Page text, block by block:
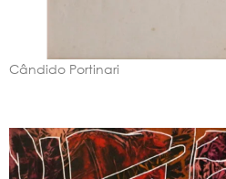
Cândido Portinari